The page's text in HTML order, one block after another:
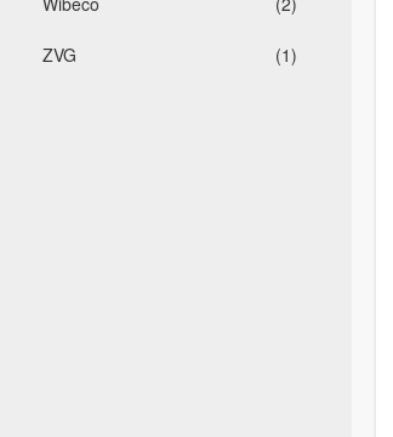
(1)
ZVG